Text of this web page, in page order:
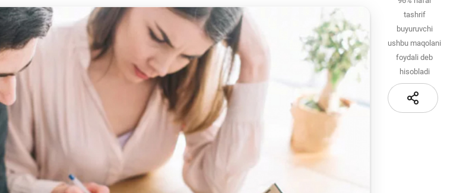
Budjet
Pul-kredit siyosati va
uning elementlari
Kichik va oʻrta biznes
vakillari uchun onlayn
oʻquv dastur
Loyiha haqida
Kengaytirilgan qidiruv
Sayt xaritasi
tashrif
buyuruvchi
ushbu maqolani
foydali deb
hisobladi